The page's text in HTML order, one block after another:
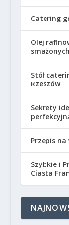
Catering
Olej
Stół
Rzeszów
Sekrety
Przepis
Szybkie i
Ciasta